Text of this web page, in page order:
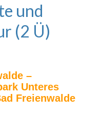
und
(2 Ü)
–
Unteres
Freienwalde